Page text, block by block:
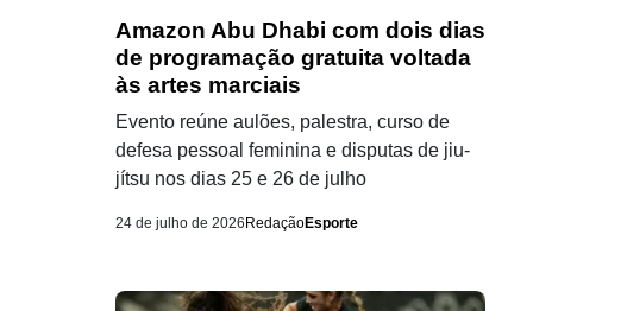
Amazon Abu Dhabi com dois dias
de programação gratuita voltada
às artes marciais
Evento reúne aulões, palestra, curso de
defesa pessoal feminina e disputas de jiu-
jítsu nos dias 25 e 26 de julho
24 de julho de 2026 RedaçãoEsporte